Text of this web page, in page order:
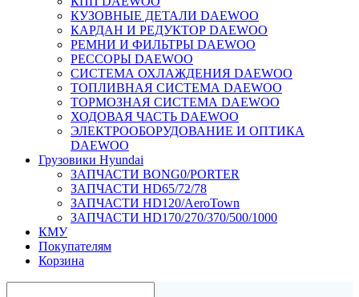
КУЗОВНЫЕ ДЕТАЛИ DAEWOO
КАРДАН И РЕДУКТОР DAEWOO
РЕМНИ И ФИЛЬТРЫ DAEWOO
РЕССОРЫ DAEWOO
СИСТЕМА ОХЛАЖДЕНИЯ DAEWOO
ТОПЛИВНАЯ СИСТЕМА DAEWOO
ТОРМОЗНАЯ СИСТЕМА DAEWOO
ХОДОВАЯ ЧАСТЬ DAEWOO
ЭЛЕКТРООБОРУДОВАНИЕ И ОПТИКА
DAEWOO
Грузовики Hyundai
ЗАПЧАСТИ BONG0/PORTER
ЗАПЧАСТИ HD65/72/78
ЗАПЧАСТИ HD120/AeroTown
ЗАПЧАСТИ HD170/270/370/500/1000
КМУ
Покупателям
Корзина